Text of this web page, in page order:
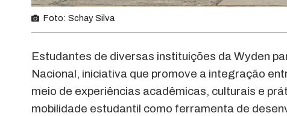
Foto: Schay Silva
Estudantes de diversas instituições da Wyden
Nacional, iniciativa que promove a integração
meio de experiências acadêmicas, culturais e
mobilidade estudantil como ferramenta de